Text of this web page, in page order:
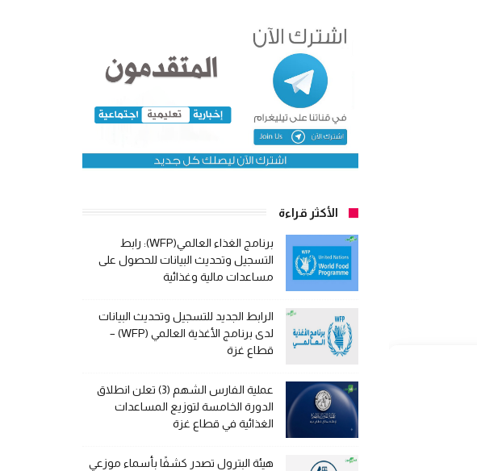
الأكثر قراءة
برنامج الغذاء العالمي(WFP): رابط
التسجيل وتحديث البيانات للحصول على
مساعدات مالية وغذائية
الرابط الجديد للتسجيل وتحديث البيانات
لدى برنامج الأغذية العالمي (WFP) –
قطاع غزة
عملية الفارس الشهم (3) تعلن انطلاق
الدورة الخامسة لتوزيع المساعدات
الغذائية في قطاع غزة
هيئة البترول تصدر كشفًا بأسماء موزعي